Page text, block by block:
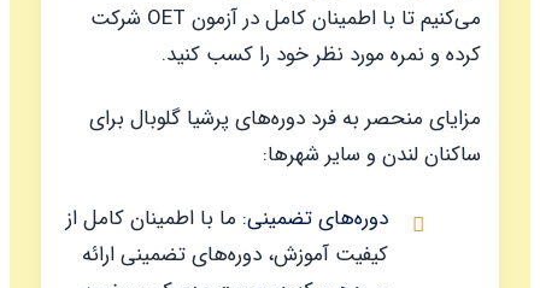
می‌کنیم تا با اطمینان کامل در آزمون OET شرکت
کرده و نمره مورد نظر خود را کسب کنید.
مزایای منحصر به فرد دوره‌های پرشیا گلوبال برای
ساکنان لندن و سایر شهرها:
دوره‌های تضمینی: ما با اطمینان کامل از
کیفیت آموزش، دوره‌های تضمینی ارائه